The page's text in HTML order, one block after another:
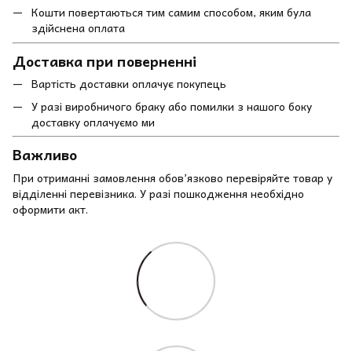
Кошти повертаються тим самим способом, яким була
здійснена оплата
Доставка при поверненні
Вартість доставки оплачує покупець
У разі виробничого браку або помилки з нашого боку
доставку оплачуємо ми
Важливо
При отриманні замовлення обов’язково перевіряйте товар у
відділенні перевізника. У разі пошкодження необхідно
оформити акт.